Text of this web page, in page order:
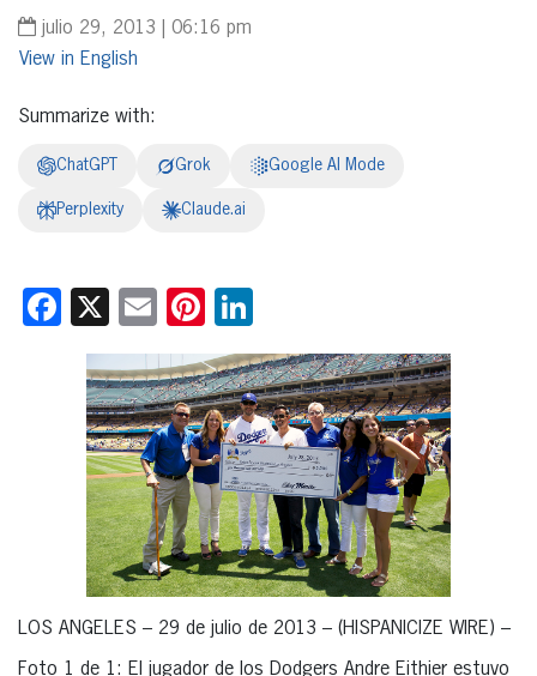
julio 29, 2013 | 06:16 pm
English
Summarize with:
ChatGPT Grok Google AI Mode
Perplexity Claude.ai
Facebook
X EmailPinterest
LOS ANGELES – 29 de julio de 2013 – (HISPANICIZE WIRE) –
Foto 1 de 1: El jugador de los Dodgers Andre Eithier estuvo